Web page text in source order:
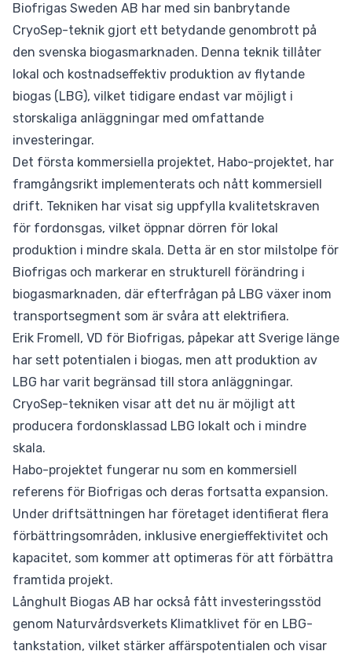
Biofrigas Sweden AB har med sin banbrytande
CryoSep-teknik gjort ett betydande genombrott på
den svenska biogasmarknaden. Denna teknik tillåter
lokal och kostnadseffektiv produktion av flytande
biogas (LBG), vilket tidigare endast var möjligt i
storskaliga anläggningar med omfattande
investeringar.
Det första kommersiella projektet, Habo-projektet, har
framgångsrikt implementerats och nått kommersiell
drift. Tekniken har visat sig uppfylla kvalitetskraven
för fordonsgas, vilket öppnar dörren för lokal
produktion i mindre skala. Detta är en stor milstolpe för
Biofrigas och markerar en strukturell förändring i
biogasmarknaden, där efterfrågan på LBG växer inom
transportsegment som är svåra att elektrifiera.
Erik Fromell, VD för Biofrigas, påpekar att Sverige länge
har sett potentialen i biogas, men att produktion av
LBG har varit begränsad till stora anläggningar.
CryoSep-tekniken visar att det nu är möjligt att
producera fordonsklassad LBG lokalt och i mindre
skala.
Habo-projektet fungerar nu som en kommersiell
referens för Biofrigas och deras fortsatta expansion.
Under driftsättningen har företaget identifierat flera
förbättringsområden, inklusive energieffektivitet och
kapacitet, som kommer att optimeras för att förbättra
framtida projekt.
Långhult Biogas AB har också fått investeringsstöd
genom Naturvårdsverkets Klimatklivet för en LBG-
tankstation, vilket stärker affärspotentialen och visar